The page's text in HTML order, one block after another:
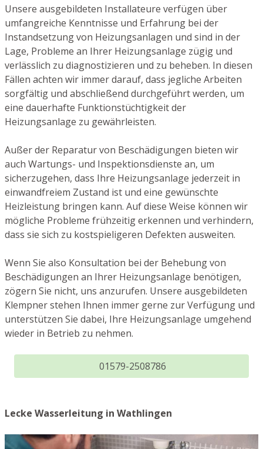
Unsere ausgebildeten Installateure verfügen über
umfangreiche Kenntnisse und Erfahrung bei der
Instandsetzung von Heizungsanlagen und sind in der
Lage, Probleme an Ihrer Heizungsanlage zügig und
verlässlich zu diagnostizieren und zu beheben. In diesen
Fällen achten wir immer darauf, dass jegliche Arbeiten
sorgfältig und abschließend durchgeführt werden, um
eine dauerhafte Funktionstüchtigkeit der
Heizungsanlage zu gewährleisten.
Außer der Reparatur von Beschädigungen bieten wir
auch Wartungs- und Inspektionsdienste an, um
sicherzugehen, dass Ihre Heizungsanlage jederzeit in
einwandfreiem Zustand ist und eine gewünschte
Heizleistung bringen kann. Auf diese Weise können wir
mögliche Probleme frühzeitig erkennen und verhindern,
dass sie sich zu kostspieligeren Defekten ausweiten.
Wenn Sie also Konsultation bei der Behebung von
Beschädigungen an Ihrer Heizungsanlage benötigen,
zögern Sie nicht, uns anzurufen. Unsere ausgebildeten
Klempner stehen Ihnen immer gerne zur Verfügung und
unterstützen Sie dabei, Ihre Heizungsanlage umgehend
wieder in Betrieb zu nehmen.
01579-2508786
Lecke Wasserleitung in Wathlingen